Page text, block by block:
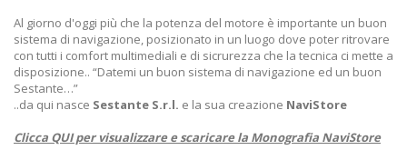
Al giorno d'oggi più che la potenza del motore è importante un buon
sistema di navigazione, posizionato in un luogo dove poter ritrovare
con tutti i comfort multimediali e di sicrurezza che la tecnica ci mette a
disposizione.. “Datemi un buon sistema di navigazione ed un buon
Sestante…”
..da qui nasce Sestante S.r.l. e la sua creazione NaviStore
Clicca QUI per visualizzare e scaricare la Monografia NaviStore